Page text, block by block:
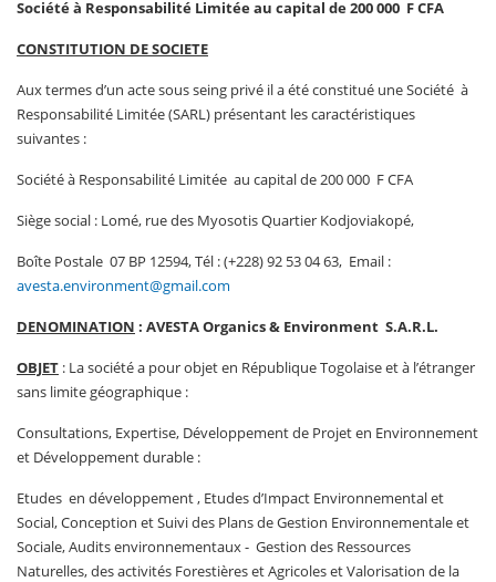
Société à Responsabilité Limitée au capital de 200 000 F CFA
CONSTITUTION DE SOCIETE
Aux termes d’un acte sous seing privé il a été constitué une Société à
Responsabilité Limitée (SARL) présentant les caractéristiques
suivantes :
Société à Responsabilité Limitée au capital de 200 000 F CFA
Siège social : Lomé, rue des Myosotis Quartier Kodjoviakopé,
Boîte Postale 07 BP 12594, Tél : (+228) 92 53 04 63, Email :
avesta.environment@gmail.com
DENOMINATION : AVESTA Organics & Environment S.A.R.L.
OBJET : La société a pour objet en République Togolaise et à l’étranger
sans limite géographique :
Consultations, Expertise, Développement de Projet en Environnement
et Développement durable :
Etudes en développement , Etudes d’Impact Environnemental et
Social, Conception et Suivi des Plans de Gestion Environnementale et
Sociale, Audits environnementaux - Gestion des Ressources
Naturelles, des activités Forestières et Agricoles et Valorisation de la